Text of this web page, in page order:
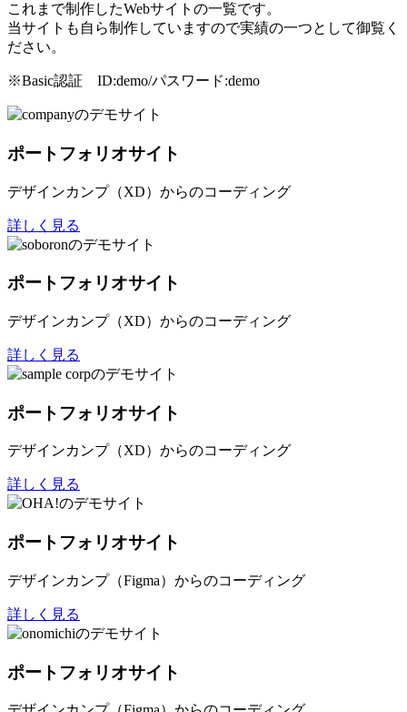
これまで制作したWebサイトの一覧です。
当サイトも自ら制作していますので実績の一つとして御覧く
ださい。
※Basic認証 ID:demo/パスワード:demo
ポートフォリオサイト
デザインカンプ（XD）からのコーディング
詳しく見る
ポートフォリオサイト
デザインカンプ（XD）からのコーディング
詳しく見る
ポートフォリオサイト
デザインカンプ（XD）からのコーディング
詳しく見る
ポートフォリオサイト
デザインカンプ（Figma）からのコーディング
詳しく見る
ポートフォリオサイト